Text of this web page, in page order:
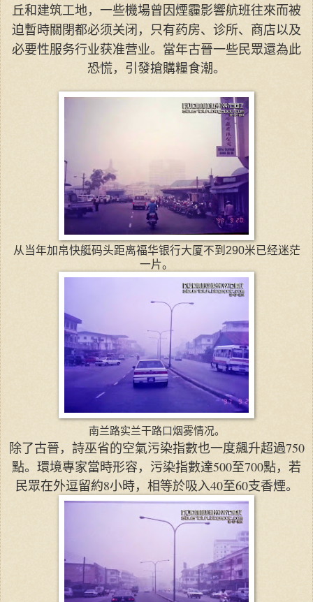
丘和建筑工地， 一些機場曾因煙霾影響航班往來而被
迫暫時關閉都必须关闭，只有药房、诊所、商店以及
必要性服务行业获准营业。 當年古晉一些民眾還為此
恐慌，引發搶購糧食潮。
从当年加帛快艇码头距离福华银行大厦不到290米已经迷茫
一片。
南兰路实兰干路口烟雾情况。
除了古晉，詩巫省的空氣污染指數也一度飆升超過750
點。環境專家當時形容，污染指數達500至700點，若
民眾在外逗留約8小時，相等於吸入40至60支香煙。